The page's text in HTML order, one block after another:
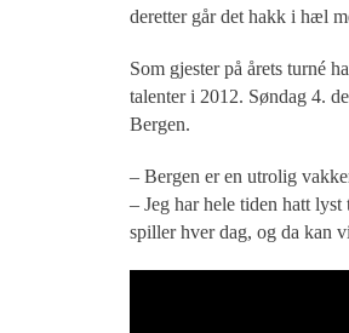
deretter går det hakk i hæl
Som gjester på årets turné
talenter i 2012. Søndag 4.
Bergen.
– Bergen er en utrolig
– Jeg har hele tiden hatt
spiller hver dag, og da kan